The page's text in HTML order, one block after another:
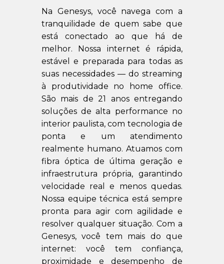
Na Genesys, você navega com a
tranquilidade de quem sabe que
está conectado ao que há de
melhor. Nossa internet é rápida,
estável e preparada para todas as
suas necessidades — do streaming
à produtividade no home office.
São mais de 21 anos entregando
soluções de alta performance no
interior paulista, com tecnologia de
ponta e um atendimento
realmente humano. Atuamos com
fibra óptica de última geração e
infraestrutura própria, garantindo
velocidade real e menos quedas.
Nossa equipe técnica está sempre
pronta para agir com agilidade e
resolver qualquer situação. Com a
Genesys, você tem mais do que
internet: você tem confiança,
proximidade e desempenho de